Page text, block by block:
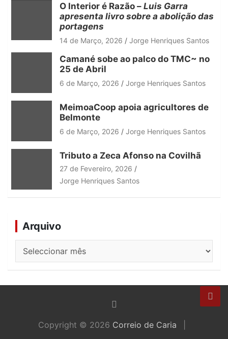
O Interior é Razão – Luis Garra
apresenta livro sobre a abolição das
portagens
14 de Março, 2026 Jorge Henriques Santos
Camané sobe ao palco do TMC~ no
25 de Abril
6 de Março, 2026 Jorge Henriques Santos
MeimoaCoop apoia agricultores de
Belmonte
6 de Março, 2026 Jorge Henriques Santos
Tributo a Zeca Afonso na Covilhã
27 de Fevereiro, 2026
Jorge Henriques Santos
Arquivo
Copyright © 2026 Correio de Caria